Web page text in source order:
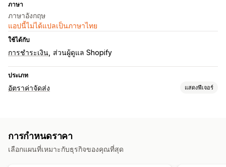
ภาษา
ภาษาอังกฤษ
แอปนี้ไม่ได้แปลเป็นภาษาไทย
ใช้ได้กับ
การชำระเงิน ส่วนผู้ดูแล Shopify
ประเภท
อัตราค่าจัดส่ง แสดงฟีเจอร์
การปรับแต่ง
กฎที่กำหนดเอง
การกำหนดราคา
เลือกแผนที่เหมาะกับธุรกิจของคุณที่สุด